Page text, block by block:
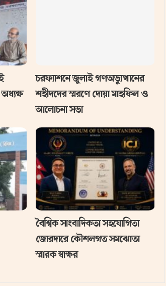
চরফ্যাশনে জুলাই গণঅভ্যুত্থানের
শহীদদের স্মরণে দোয়া মাহফিল ও
আলোচনা সভা
বৈশ্বিক সাংবাদিকতা সহযোগিতা
জোরদারে কৌশলগত সমঝোতা
স্মারক স্বাক্ষর